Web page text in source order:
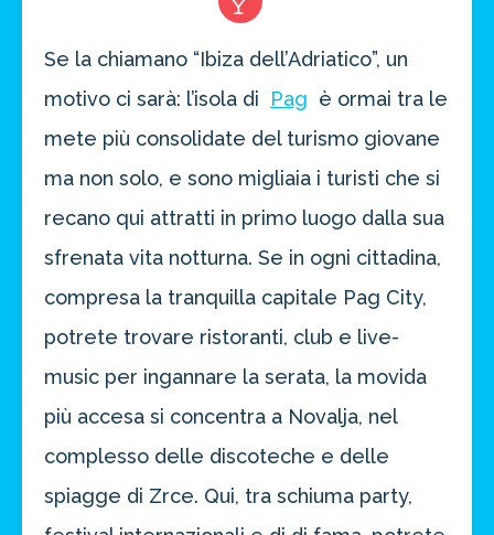
Se la chiamano “Ibiza dell’Adriatico”, un
motivo ci sarà: l’isola di
Pag è ormai tra le
mete più consolidate del turismo giovane
ma non solo, e sono migliaia i turisti che si
recano qui attratti in primo luogo dalla sua
sfrenata vita notturna. Se in ogni cittadina,
compresa la tranquilla capitale Pag City,
potrete trovare ristoranti, club e live-
music per ingannare la serata, la movida
più accesa si concentra a Novalja, nel
complesso delle discoteche e delle
spiagge di Zrce. Qui, tra schiuma party,